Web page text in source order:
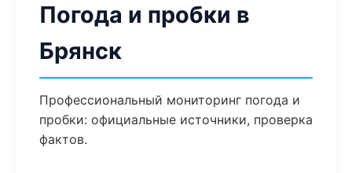
Погода и пробки в
Брянск
Профессиональный мониторинг погода и
пробки: официальные источники, проверка
фактов.